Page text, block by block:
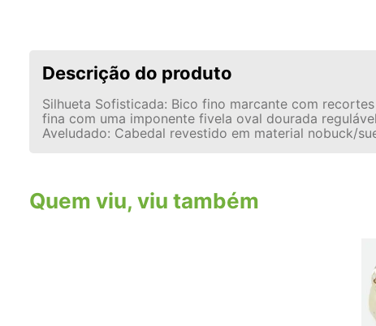
Descrição do produto
Silhueta Sofisticada: Bico fino marcante com
fina com uma imponente fivela oval dourada
Aveludado: Cabedal revestido em material nobuck/
Quem viu, viu também